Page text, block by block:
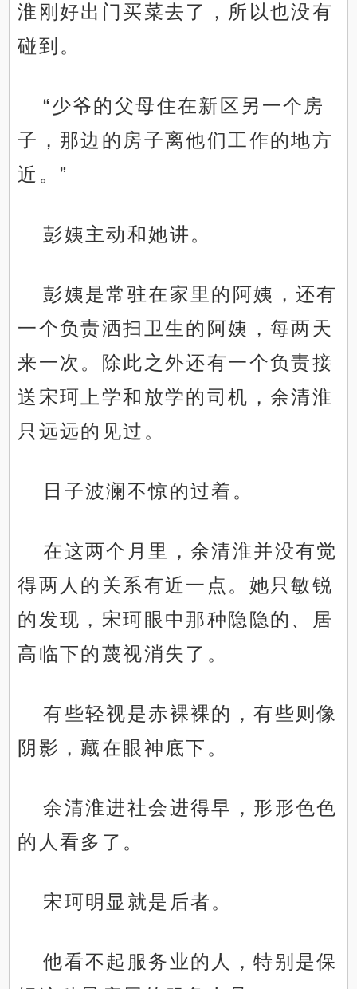
淮刚好出门买菜去了，所以也没有
碰到。
“少爷的父母住在新区另一个房
子，那边的房子离他们工作的地方
近。”
彭姨主动和她讲。
彭姨是常驻在家里的阿姨，还有
一个负责洒扫卫生的阿姨，每两天
来一次。除此之外还有一个负责接
送宋珂上学和放学的司机，余清淮
只远远的见过。
日子波澜不惊的过着。
在这两个月里，余清淮并没有觉
得两人的关系有近一点。她只敏锐
的发现，宋珂眼中那种隐隐的、居
高临下的蔑视消失了。
有些轻视是赤裸裸的，有些则像
阴影，藏在眼神底下。
余清淮进社会进得早，形形色色
的人看多了。
宋珂明显就是后者。
他看不起服务业的人，特别是保